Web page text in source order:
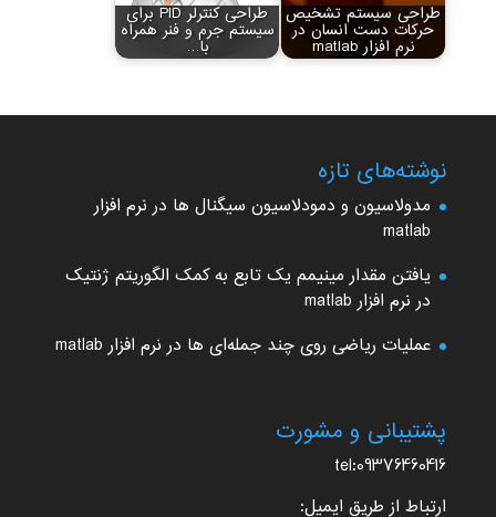
طراحی سیستم تشخیص
حرکات دست انسان در
نرم افزار matlab
طراحی کنترلر PID برای
سیستم جرم و فنر همراه
با…
نوشته‌های تازه
مدولاسیون و دمودلاسیون سیگنال ها در نرم افزار
matlab
یافتن مقدار مینیمم یک تابع به کمک الگوریتم ژنتیک
در نرم افزار matlab
عملیات ریاضی روی چند جمله‌ای ها در نرم افزار matlab
پشتیبانی و مشورت
tel:09376460416
ارتباط از طریق ایمیل: